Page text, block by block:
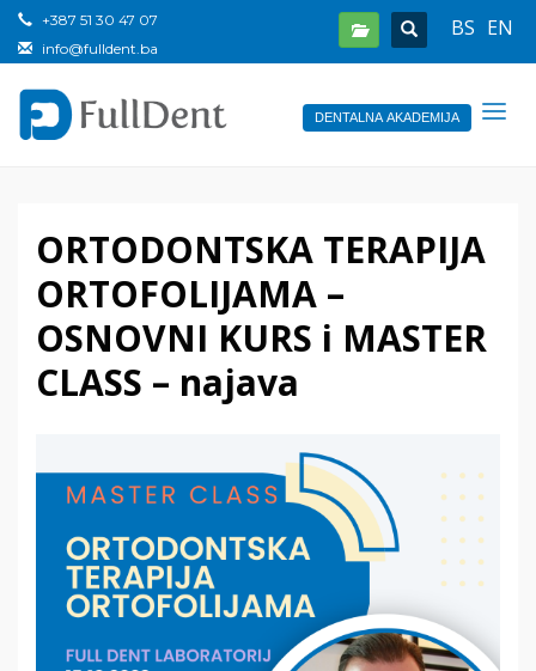
BS EN
+387 51 30 47 07
info@fulldent.ba
DENTALNA AKADEMIJA
ORTODONTSKA TERAPIJA
ORTOFOLIJAMA –
OSNOVNI KURS i MASTER
CLASS – najava